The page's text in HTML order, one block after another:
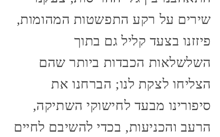
שירים על רקע התפשטות המהומות,
פיזזנו בצעד קליל גם בתוך
השלשלאות הכבדות ביותר שהם
הצליחו לצקת לנו; הברחנו את
סיפורינו מבעד לחישוקי השתיקה,
הרעב והכניעות, בכדי להשיבם לחיים